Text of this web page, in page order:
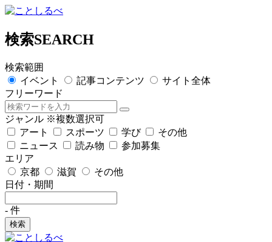
検索SEARCH
検索範囲
イベント
記事コンテンツ
サイト全体
フリーワード
ジャンル ※複数選択可
アート
スポーツ 学び
その他
ニュース
読み物
参加募集
エリア
京都
滋賀
その他
日付・期間
- 件
検索